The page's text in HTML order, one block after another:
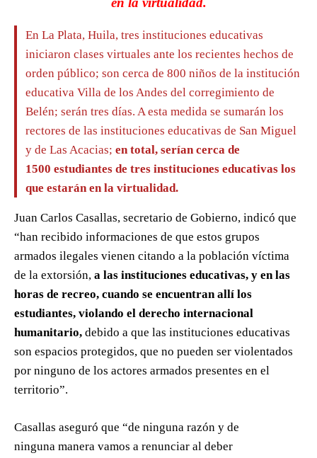
En La Plata, Huila, tres instituciones educativas
iniciaron clases virtuales ante los recientes hechos de
orden público; son cerca de 800 niños de la institución
educativa Villa de los Andes del corregimiento de
Belén; serán tres días. A esta medida se sumarán los
rectores de las instituciones educativas de San Miguel
y de Las Acacias; en total, serían cerca de
1500 estudiantes de tres instituciones educativas los
que estarán en la virtualidad.
Juan Carlos Casallas, secretario de Gobierno, indicó que
“han recibido informaciones de que estos grupos
armados ilegales vienen citando a la población víctima
de la extorsión, a las instituciones educativas, y en las
horas de recreo, cuando se encuentran allí los
estudiantes, violando el derecho internacional
humanitario, debido a que las instituciones educativas
son espacios protegidos, que no pueden ser violentados
por ninguno de los actores armados presentes en el
territorio”.
Casallas aseguró que “de ninguna razón y de
ninguna manera vamos a renunciar al deber